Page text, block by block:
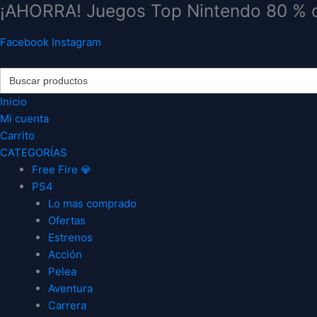
Ir
al
contenido
¡AHORRA! Juegos Top Nintendo 80 %
Facebook Instagram
Search
for:
Inicio
Mi cuenta
Carrito
CATEGORÍAS
Free Fire 💎
PS4
Lo mas comprado
Ofertas
Estrenos
Acción
Pelea
Aventura
Carrera